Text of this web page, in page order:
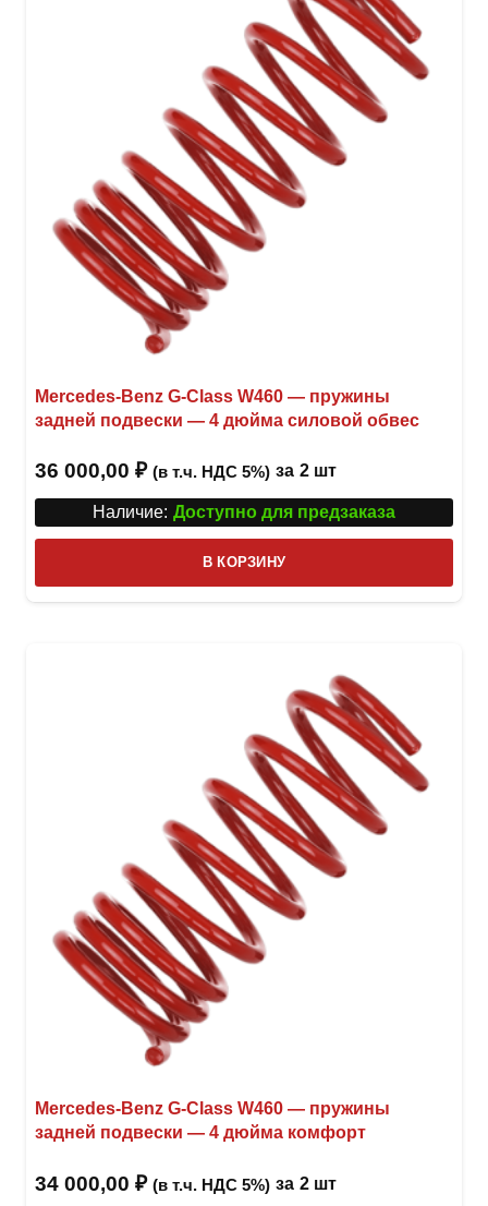
Mercedes-Benz G-Class W460 — пружины
задней подвески — 4 дюйма силовой обвес
36 000,00 ₽ (в т.ч. НДС 5%) за 2 шт
Наличие: Доступно для предзаказа
В КОРЗИНУ
Mercedes-Benz G-Class W460 — пружины
задней подвески — 4 дюйма комфорт
34 000,00 ₽ (в т.ч. НДС 5%) за 2 шт